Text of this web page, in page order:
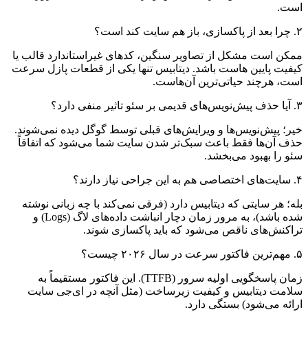
است.
۲. چرا بعد از پاکسازی، باز هم سایت کند است؟
ممکن است مشکل از تصاویر سنگین، کدهای غیراستاندارد قالب یا
کیفیت پایین هاست باشد. دیتابیس تنها یکی از قطعات پازل سرعت
است، هرچند حیاتی‌ترین آن‌هاست.
۳. آیا حذف پیش‌نویس‌های قدیمی بر سئو تاثیر منفی دارد؟
خیر؛ پیش‌نویس‌ها و ویرایش‌های قبلی توسط گوگل دیده نمی‌شوند.
حذف آن‌ها فقط باعث سبک‌تر شدن سایت شما می‌شود که اتفاقاً
سئو را بهبود می‌بخشد.
۴. سایت‌های اختصاصی هم به این جراحی نیاز دارند؟
بله؛ هر سایتی که دیتابیس دارد (فرقی نمی‌کند با چه زبانی نوشته
شده باشد)، به مرور زمان دچار انباشت داده‌های لاگ (Logs) و
تراکنش‌های ناقص می‌شود که باید پاکسازی شوند.
۵. مهم‌ترین فاکتور سرعت در سال ۲۰۲۶ چیست؟
زمان پاسخگویی اولیه سرور (TTFB). این فاکتور مستقیماً به
سلامت دیتابیس و کیفیت زیرساخت (مثل آنچه در ای‌جی سایت
ارائه می‌شود) بستگی دارد.